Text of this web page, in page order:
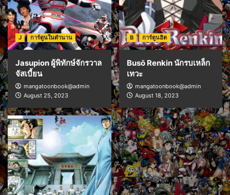
J การ์ตูนในตำนาน
Jasupion ผู้พิทักษ์จักรวาล
จัสเบี้ยน
mangatoonbook@admin
August 25, 2023
B การ์ตูนฮิต
Busō Renkin นักรบเหล็ก
เทวะ
mangatoonbook@admin
August 18, 2023